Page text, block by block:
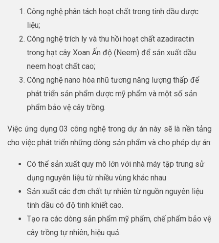
Công nghệ phân tách hoạt chất trong tinh dầu dược
liệu;
Công nghệ trích ly và thu hồi hoạt chất azadiractin
trong hạt cây Xoan Ấn độ (Neem) để sản xuất dầu
neem hoạt chất cao;
Công nghệ nano hóa nhũ tương năng lượng thấp để
phát triển sản phẩm dược mỹ phẩm và một số sản
phẩm bảo vệ cây trồng.
Việc ứng dụng 03 công nghệ trong dự án này sẽ là nền tảng
cho việc phát triển những dòng sản phẩm và cho phép dự án:
Có thể sản xuất quy mô lớn với nhà máy tập trung sử
dụng nguyên liệu từ nhiều vùng khác nhau
Sản xuất các đơn chất tự nhiên từ nguồn nguyên liệu
tinh dầu có độ tinh khiết cao.
Tạo ra các dòng sản phẩm mỹ phẩm, chế phẩm bảo vệ
cây trồng tự nhiên, hiệu quả.